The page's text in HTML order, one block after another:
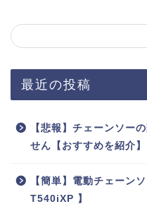
最近の投稿
【悲報】チェーンソー
せん【おすすめを紹介】
【簡単】電動チェーン
T540iXP 】